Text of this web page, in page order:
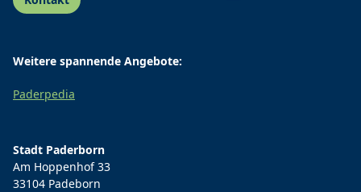
Weitere spannende Angebote:
Paderpedia
Stadt Paderborn
Am Hoppenhof 33
33104 Padeborn